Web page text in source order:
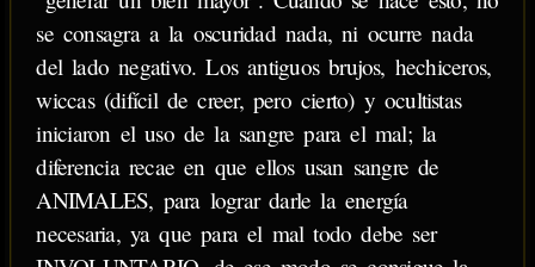
se consagra a la oscuridad nada, ni ocurre nada
del lado negativo. Los antiguos brujos, hechiceros,
wiccas (difícil de creer, pero cierto) y ocultistas
iniciaron el uso de la sangre para el mal; la
diferencia recae en que ellos usan sangre de
ANIMALES, para lograr darle la energía
necesaria, ya que para el mal todo debe ser